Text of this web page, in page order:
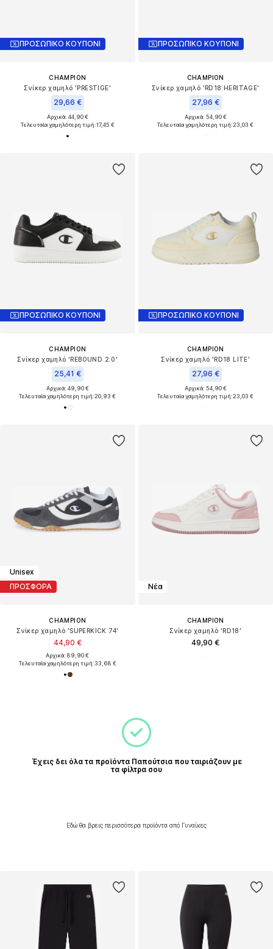
ΠΡΟΣΩΠΙΚΟ ΚΟΥΠΟΝΙ
CHAMPION
Σνίκερ χαμηλό 'PRESTIGE'
29,66 €
Αρχικά: 44,90 €
Τελευταία χαμηλότερη τιμή:17,45 €
ΠΡΟΣΩΠΙΚΟ ΚΟΥΠΟΝΙ
CHAMPION
Σνίκερ χαμηλό 'RD18 HERITAGE'
27,96 €
Αρχικά: 54,90 €
Τελευταία χαμηλότερη τιμή:23,03 €
ΠΡΟΣΩΠΙΚΟ ΚΟΥΠΟΝΙ
CHAMPION
Σνίκερ χαμηλό 'REBOUND 2.0'
25,41 €
Αρχικά: 49,90 €
Τελευταία χαμηλότερη τιμή:20,93 €
ΠΡΟΣΩΠΙΚΟ ΚΟΥΠΟΝΙ
CHAMPION
Σνίκερ χαμηλό 'RD18 LITE'
27,96 €
Αρχικά: 54,90 €
Τελευταία χαμηλότερη τιμή:23,03 €
Unisex
ΠΡΟΣΦΟΡΑ
CHAMPION
Σνίκερ χαμηλό 'SUPERKICK 74'
44,90 €
Αρχικά: 89,90 €
Τελευταία χαμηλότερη τιμή:33,68 €
Νέα
CHAMPION
Σνίκερ χαμηλό 'RD18'
49,90 €
Έχεις δει όλα τα προϊόντα Παπούτσια που ταιριάζουν με
τα φίλτρα σου
Εδώ θα βρεις περισσότερα προϊόντα από Γυναίκες